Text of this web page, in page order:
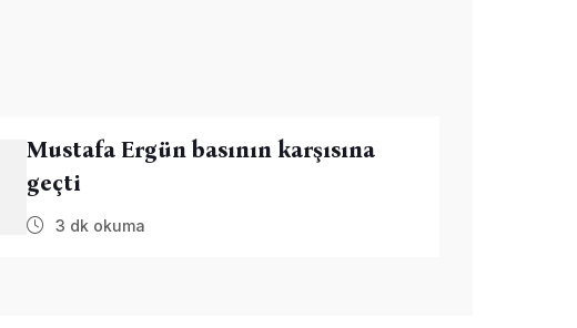
Mustafa Ergün basının karşısına
geçti
3 dk okuma